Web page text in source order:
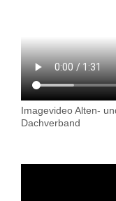
Imagevideo Alten-
Dachverband